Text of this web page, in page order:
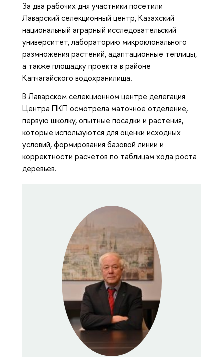
За два рабочих дня участники посетили
Лаварский селекционный центр, Казахский
национальный аграрный исследовательский
университет, лабораторию микроклонального
размножения растений, адаптационные теплицы,
а также площадку проекта в районе
Капчагайского водохранилища.
В Лаварском селекционном центре делегация
Центра ПКП осмотрела маточное отделение,
первую школку, опытные посадки и растения,
которые используются для оценки исходных
условий, формирования базовой линии и
корректности расчетов по таблицам хода роста
деревьев.